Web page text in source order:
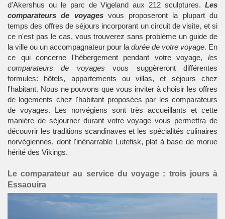
d'Akershus ou le parc de Vigeland aux 212 sculptures. Les
comparateurs de voyagesvous proposeront la plupart du
temps des offres de séjours incorporant un circuit de visite, et si
ce n'est pas le cas, vous trouverez sans problème un guide de
la ville ou un accompagnateur pour la durée de votre voyage. En
ce qui concerne l'hébergement pendant votre voyage, les
comparateurs de voyages vous suggèreront différentes
formules: hôtels, appartements ou villas, et séjours chez
l'habitant. Nous ne pouvons que vous inviter à choisir les offres
de logements chez l'habitant proposées par les comparateurs
de voyages. Les norvégiens sont très accueillants et cette
manière de séjourner durant votre voyage vous permettra de
découvrir les traditions scandinaves et les spécialités culinaires
norvégiennes, dont l'inénarrable Lutefisk, plat à base de morue
hérité des Vikings.
Le comparateur au service du voyage : trois jours à
Essaouira